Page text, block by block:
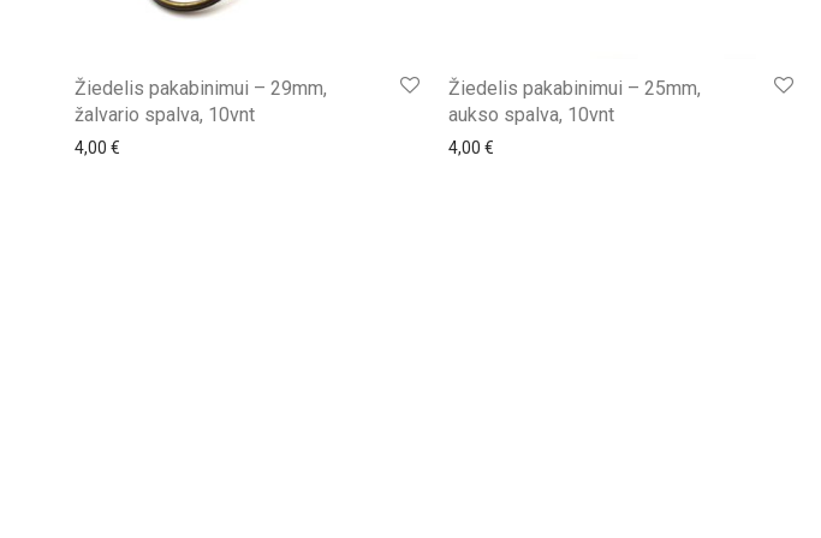
Žiedelis pakabinimui – 29mm,
žalvario spalva, 10vnt
4,00 €
Žiedelis pakabinimui – 25mm,
aukso spalva, 10vnt
4,00 €